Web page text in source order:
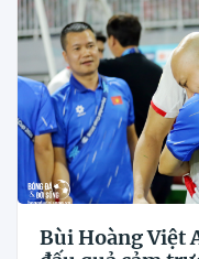
Bùi Hoàng Việt